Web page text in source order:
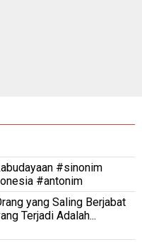
#sinonim
#antonim
yang Saling Berjabat
Terjadi Adalah...